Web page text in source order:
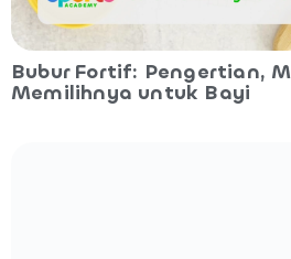
Bubur Fortif: Pengertian,
Memilihnya untuk Bayi